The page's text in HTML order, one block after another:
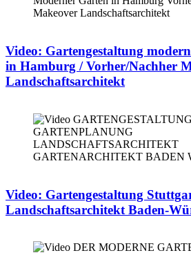
Video: Gartengestaltung
in Hamburg / Vorher/Nachher
Landschaftsarchitekt
Video: Gartengestaltung
Landschaftsarchitekt Baden-